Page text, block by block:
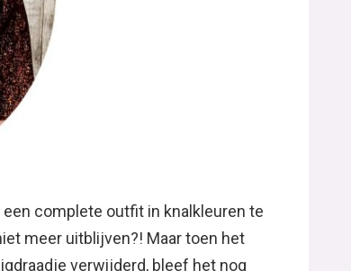
complete outfit in knalkleuren te
meer uitblijven?! Maar toen het
verwijderd, bleef het nog